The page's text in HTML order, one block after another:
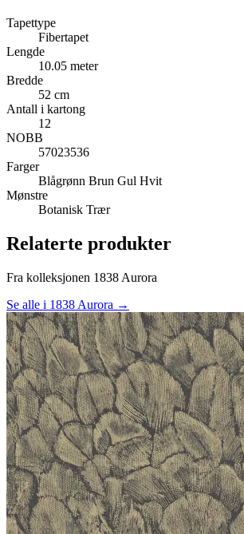
Tapettype
Fibertapet
Lengde
10.05 meter
Bredde
52 cm
Antall i kartong
12
NOBB
57023536
Farger
Blågrønn Brun Gul Hvit
Mønstre
Botanisk Trær
Relaterte produkter
Fra kolleksjonen 1838 Aurora
Se alle i 1838 Aurora →